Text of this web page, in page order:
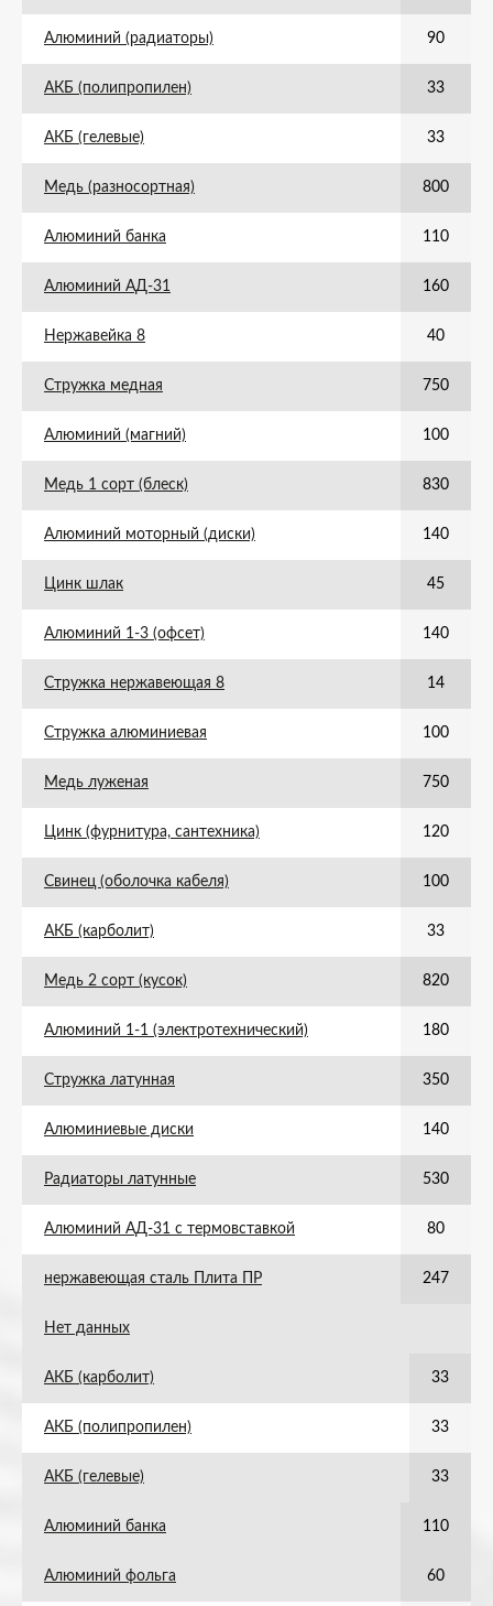
Алюминий (радиаторы) 90
АКБ (полипропилен) 33
АКБ (гелевые) 33
Медь (разносортная) 800
Алюминий банка 110
Алюминий АД-31 160
Нержавейка 8 40
Стружка медная 750
Алюминий (магний) 100
Медь 1 сорт (блеск) 830
Алюминий моторный (диски) 140
Цинк шлак 45
Алюминий 1-3 (офсет) 140
Стружка нержавеющая 8 14
Стружка алюминиевая 100
Медь луженая 750
Цинк (фурнитура, сантехника) 120
Свинец (оболочка кабеля) 100
АКБ (карболит) 33
Медь 2 сорт (кусок) 820
Алюминий 1-1 (электротехнический) 180
Стружка латунная 350
Алюминиевые диски 140
Радиаторы латунные 530
Алюминий АД-31 с термовставкой 80
нержавеющая сталь Плита ПР 247
Нет данных
АКБ (карболит) 33
АКБ (полипропилен) 33
АКБ (гелевые) 33
Алюминий банка 110
Алюминий фольга 60